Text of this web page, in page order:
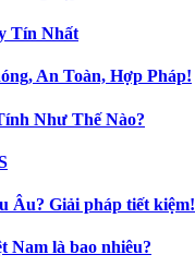
Tín Nhất
An Toàn, Hợp Pháp!
Như Thế Nào?
Âu? Giải pháp tiết kiệm!
Nam là bao nhiêu?